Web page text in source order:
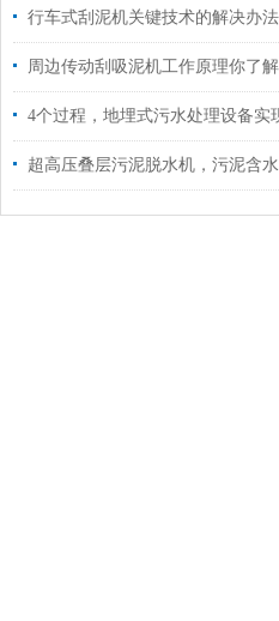
行车式刮泥机关键技术的解决办法